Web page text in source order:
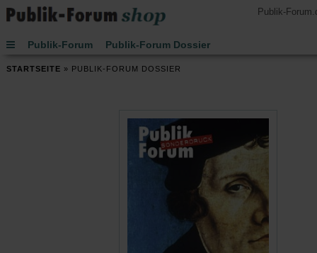
Publik-
Publik-Forum
Publik-Forum Dossier
Publik-Forum EXTRA
Publik-Forum Edition
Kinder
STARTSEITE » PUBLIK-FORUM DOSSIER